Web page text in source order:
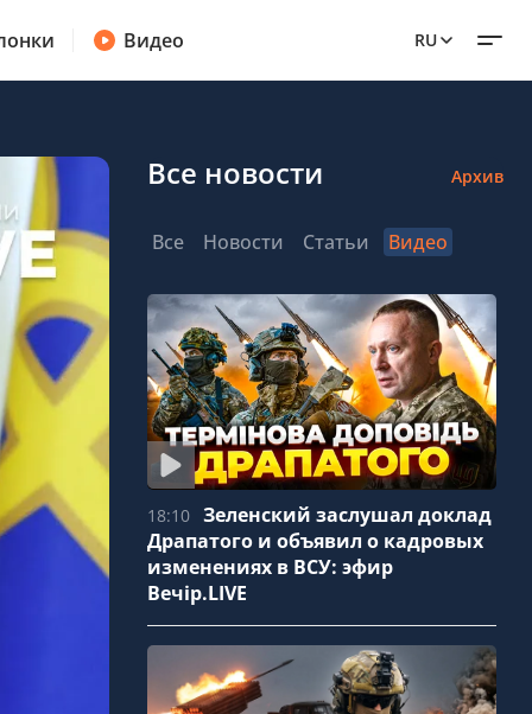
Видео RU
Все новости Архив
Все Новости Статьи Видео
18:10
Зеленский заслушал доклад
Драпатого и объявил о кадровых
изменениях в ВСУ: эфир
Вечір.LIVE